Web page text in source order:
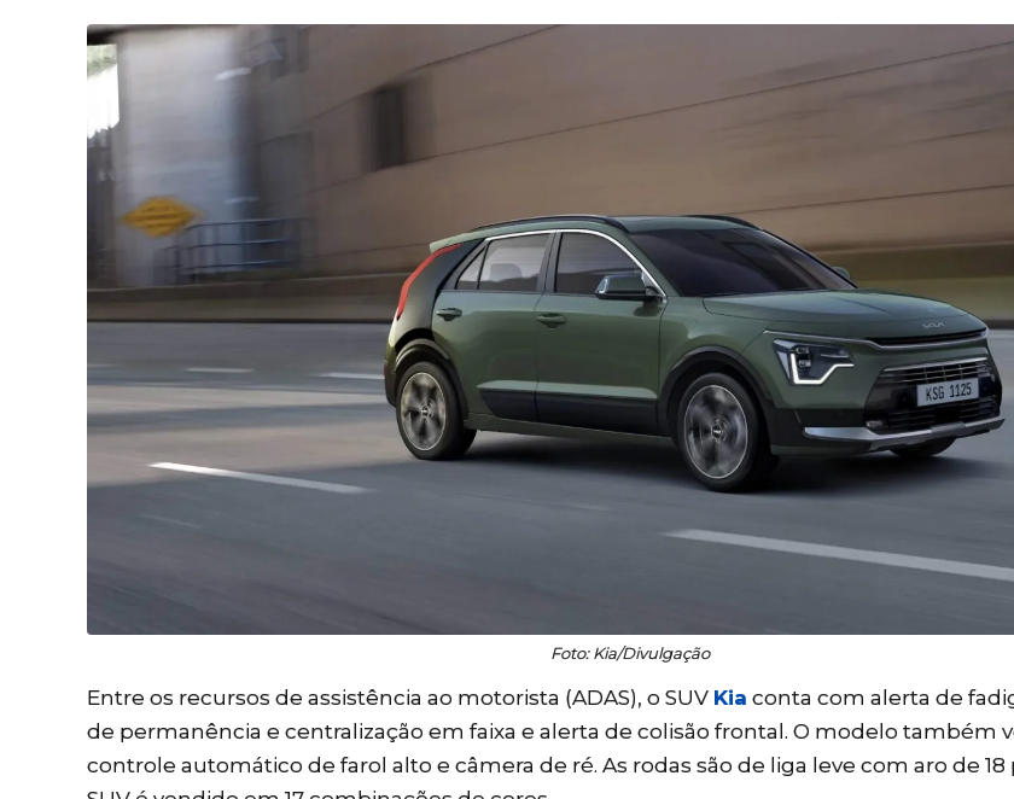
Foto: Kia/Divulgação
Entre os recursos de assistência ao motorista (ADAS), o SUV Kia conta com alerta de
de permanência e centralização em faixa e alerta de colisão frontal. O modelo também
controle automático de farol alto e câmera de ré. As rodas são de liga leve com aro de 18